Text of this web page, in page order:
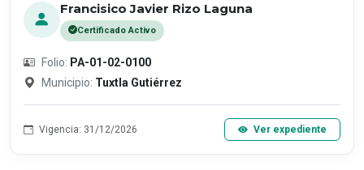
Francisico Javier Rizo Laguna
Certificado Activo
Folio: PA-01-02-0100
Municipio: Tuxtla Gutiérrez
Vigencia: 31/12/2026 Ver expediente